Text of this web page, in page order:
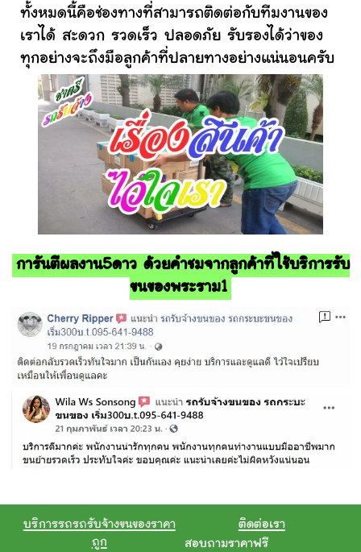
ทั้งหมดนี้คือช่องทางที่สามารถติดต่อกับทีมงานของ
เราได้ สะดวก รวดเร็ว ปลอดภัย รับรองได้ว่าของ
ทุกอย่างจะถึงมือลูกค้าที่ปลายทางอย่างแน่นอนครับ
การันตีผลงาน5ดาว ด้วยคำชมจากลูกค้าที่ใช้บริการรับ
ขนของพระราม1
บริการรถรถรับจ้างขนของราคา
ถูก
ติดต่อเรา
สอบถามราคาฟรี